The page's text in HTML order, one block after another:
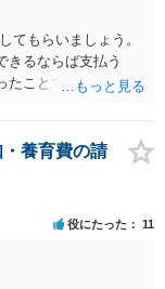
てもらいましょう。
きるならば支払う
たことで不信感もあ
が、事務所ごとにま
ると20万円くらいが
養育費の請
役にたった 11